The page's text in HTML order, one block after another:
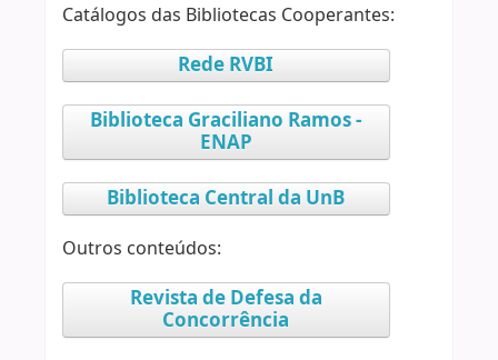
Catálogos das Bibliotecas Cooperantes:
Rede RVBI
Biblioteca Graciliano Ramos -
ENAP
Biblioteca Central da UnB
Outros conteúdos:
Revista de Defesa da
Concorrência